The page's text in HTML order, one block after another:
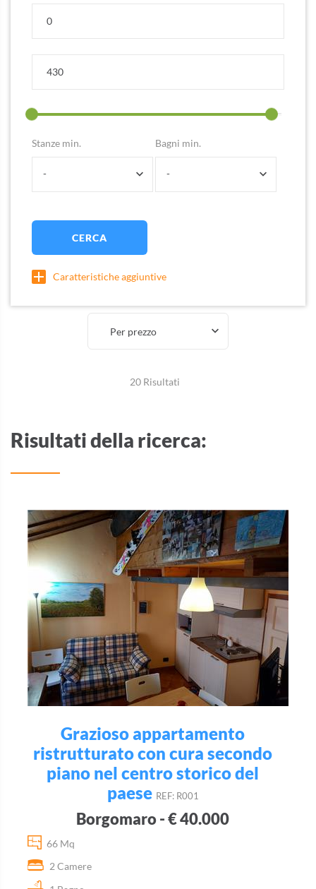
Stanze min.
-
Bagni min.
-
CERCA
Caratteristiche aggiuntive
Per prezzo
20 Risultati
Risultati della ricerca:
Grazioso appartamento
ristrutturato con cura secondo
piano nel centro storico del
paese REF: R001
Borgomaro - € 40.000
66 Mq
2 Camere